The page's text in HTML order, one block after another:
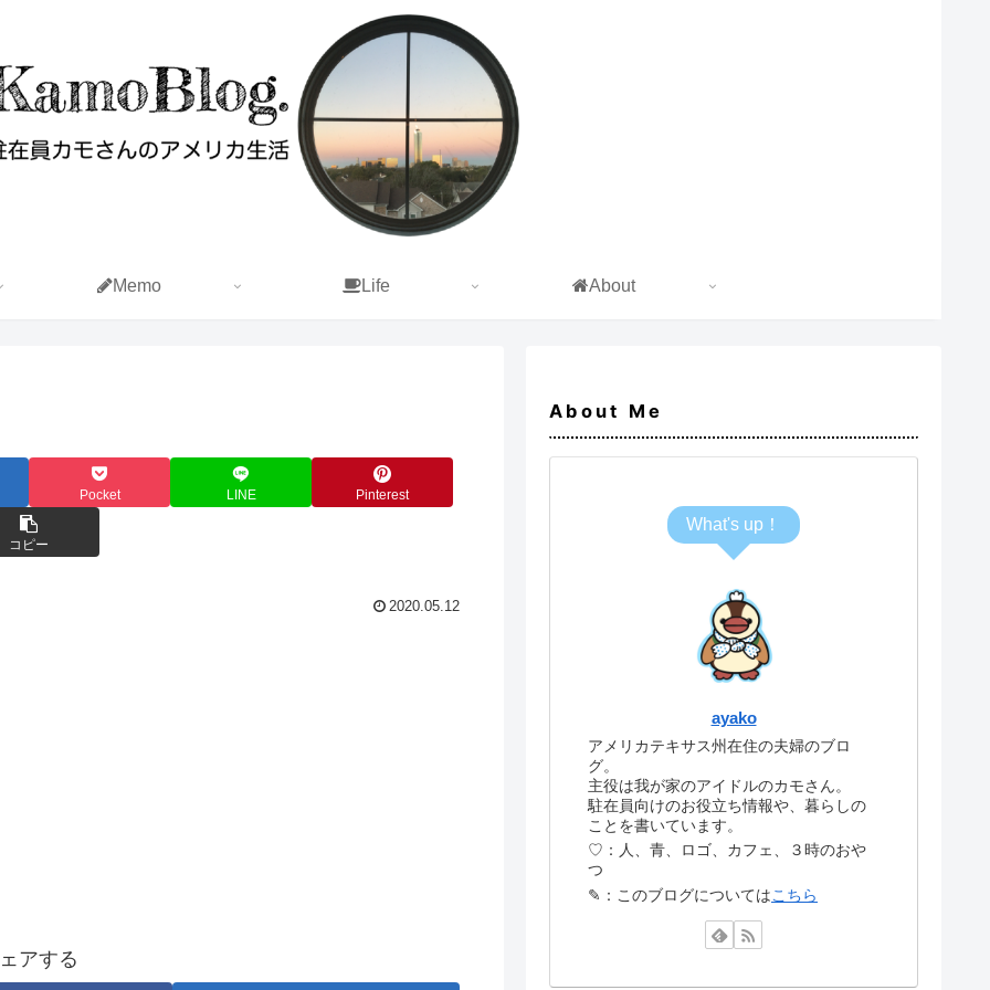
Memo Life About
Pocket LINE Pinterest
コピー
2020.05.12
アする
About Me
What's up！
ayako
アメリカテキサス州在住の夫婦のブロ
グ。
主役は我が家のアイドルのカモさん。
駐在員向けのお役立ち情報や、暮らしの
ことを書いています。
♡：人、青、ロゴ、カフェ、３時のおや
つ
✎：このブログについてはこちら